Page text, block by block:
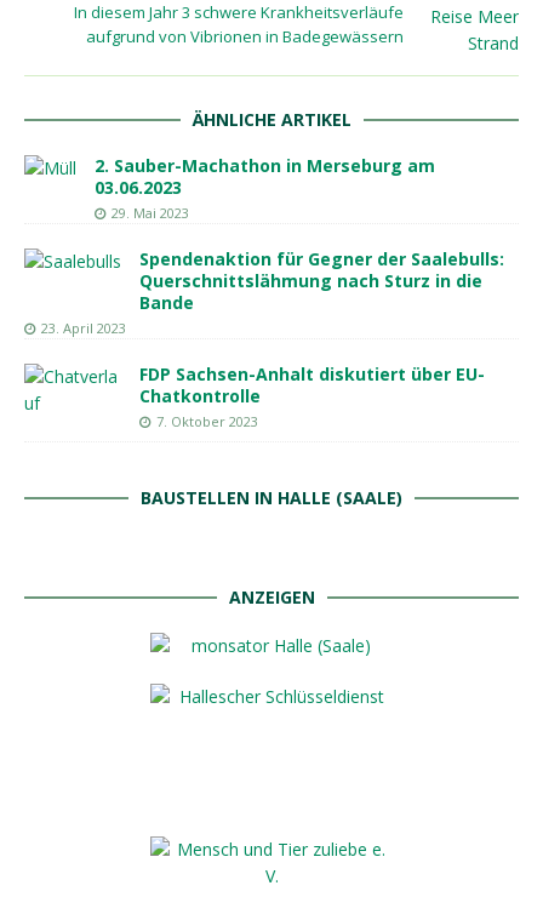
In diesem Jahr 3 schwere Krankheitsverläufe
aufgrund von Vibrionen in Badegewässern
ÄHNLICHE ARTIKEL
2. Sauber-Machathon in Merseburg am
03.06.2023
29. Mai 2023
Spendenaktion für Gegner der Saalebulls:
Querschnittslähmung nach Sturz in die
Bande
23. April 2023
FDP Sachsen-Anhalt diskutiert über EU-
Chatkontrolle
7. Oktober 2023
BAUSTELLEN IN HALLE (SAALE)
ANZEIGEN